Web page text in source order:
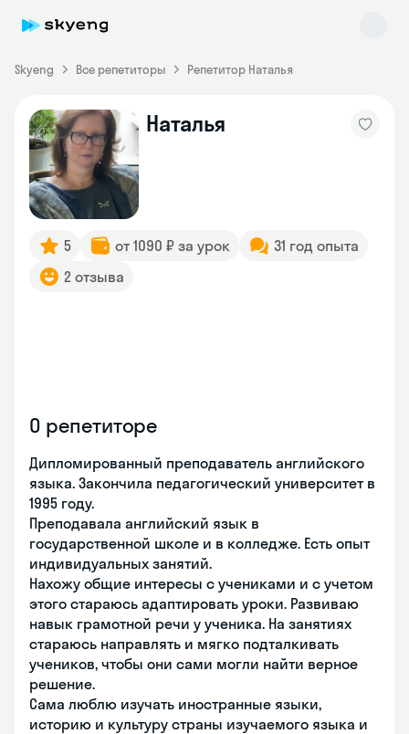
Skyeng Все репетиторы Репетитор Наталья
Наталья
5 от 1090 ₽ за урок
31 год опыта
2 отзыва
О репетиторе
Дипломированный преподаватель английского
языка. Закончила педагогический университет в
1995 году.
Преподавала английский язык в
государственной школе и в колледже. Есть опыт
индивидуальных занятий.
Нахожу общие интересы с учениками и с учетом
этого стараюсь адаптировать уроки. Развиваю
навык грамотной речи у ученика. На занятиях
стараюсь направлять и мягко подталкивать
учеников, чтобы они сами могли найти верное
решение.
Сама люблю изучать иностранные языки,
историю и культуру страны изучаемого языка и
Skyeng Chat
online